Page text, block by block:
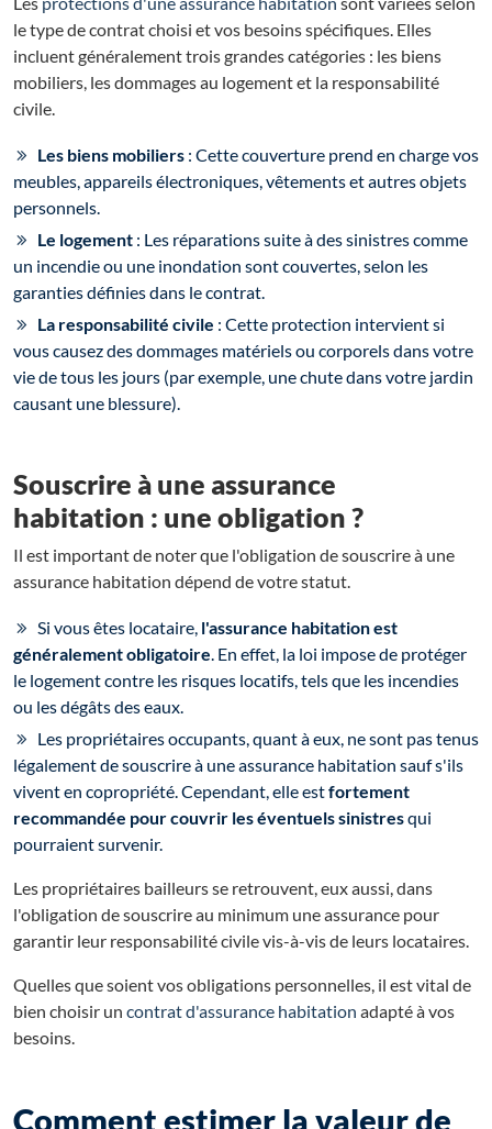
le type de contrat choisi et vos besoins spécifiques. Elles
incluent généralement trois grandes catégories : les biens
mobiliers, les dommages au logement et la responsabilité
civile.
Les biens mobiliers : Cette couverture prend en charge vos
meubles, appareils électroniques, vêtements et autres objets
personnels.
Le logement : Les réparations suite à des sinistres comme
un incendie ou une inondation sont couvertes, selon les
garanties définies dans le contrat.
La responsabilité civile : Cette protection intervient si
vous causez des dommages matériels ou corporels dans votre
vie de tous les jours (par exemple, une chute dans votre jardin
causant une blessure).
Souscrire à une assurance
habitation : une obligation ?
Il est important de noter que l'obligation de souscrire à une
assurance habitation dépend de votre statut.
Si vous êtes locataire, l'assurance habitation est
généralement obligatoire. En effet, la loi impose de protéger
le logement contre les risques locatifs, tels que les incendies
ou les dégâts des eaux.
Les propriétaires occupants, quant à eux, ne sont pas tenus
légalement de souscrire à une assurance habitation sauf s'ils
vivent en copropriété. Cependant, elle estfortement
recommandée pour couvrir les éventuels sinistresqui
pourraient survenir.
Les propriétaires bailleurs se retrouvent, eux aussi, dans
l'obligation de souscrire au minimum une assurance pour
garantir leur responsabilité civile vis-à-vis de leurs locataires.
Quelles que soient vos obligations personnelles, il est vital de
bien choisir un contrat d'assurance habitation adapté à vos
besoins.
Comment estimer la valeur de